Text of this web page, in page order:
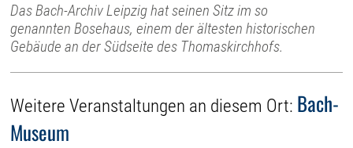
Das Bach-Archiv Leipzig hat seinen Sitz im so
genannten Bosehaus, einem der ältesten historischen
Gebäude an der Südseite des Thomaskirchhofs.
Weitere Veranstaltungen an diesem Ort: Bach-
Museum